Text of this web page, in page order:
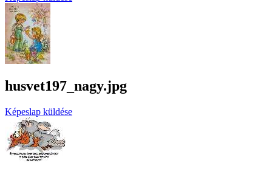
husvet197_nagy.jpg
Képeslap küldése